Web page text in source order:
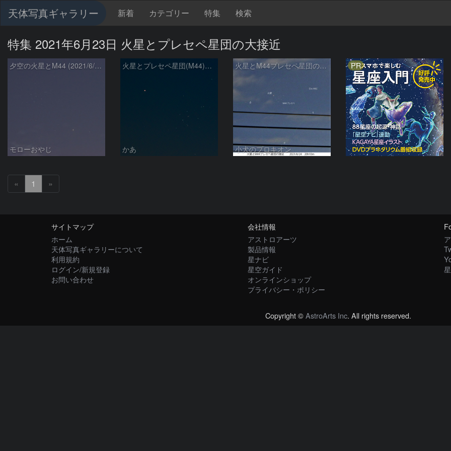
天体写真ギャラリー 新着 カテゴリー 特集 検索
特集 2021年6月23日 火星とプレセペ星団の大接近
夕空の火星とM44 (2021/6/21)
モローおやじ
火星とプレセペ星団(M44)の接近
かあ
火星とM44プレセペ星団の接近 2021/6/24
小犬のプロキオン
PR
« 1 »
サイトマップ
ホーム
天体写真ギャラリーについて
利用規約
ログイン/新規登録
お問い合わせ
会社情報
アストロアーツ
製品情報
星ナビ
星空ガイド
オンラインショップ
プライバシー・ポリシー
Copyright ©AstroArts Inc. All rights reserved.